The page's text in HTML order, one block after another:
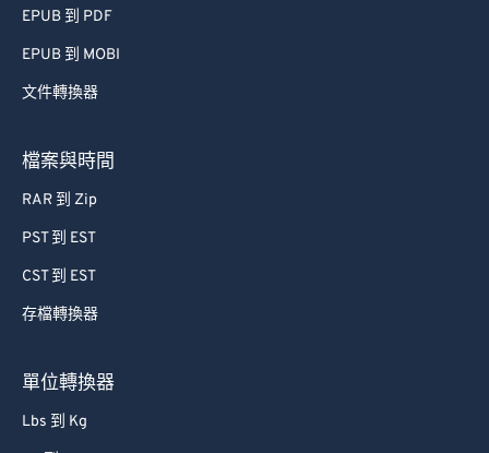
EPUB 到 PDF
EPUB 到 MOBI
文件轉換器
檔案與時間
RAR 到 Zip
PST 到 EST
CST 到 EST
存檔轉換器
單位轉換器
Lbs 到 Kg